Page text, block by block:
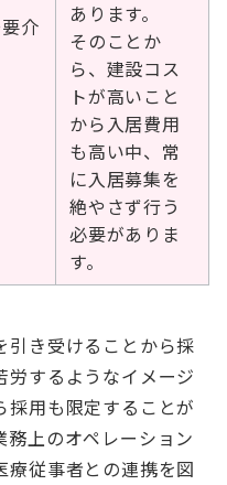
介
あります。
そのことか
ら、建設コス
トが高いこと
から入居費用
も高い中、常
に入居募集を
絶やさず行う
必要がありま
す。
引き受けることから採
労するようなイメージ
採用も限定することが
上のオペレーション
療従事者との連携を図